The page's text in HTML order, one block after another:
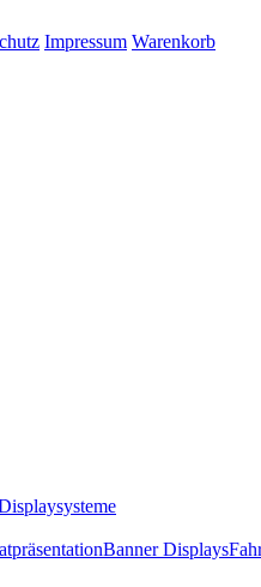
Impressum Warenkorb
Banner Displays